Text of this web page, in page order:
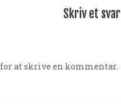
Skriv et svar
for at skrive en kommentar.